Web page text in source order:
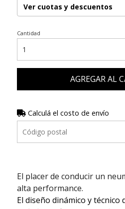
Ver cuotas y descuentos
Cantidad
AGREGAR AL
Calculá el costo de envío
El placer de conducir un
alta performance.
El diseño dinámico y técnico